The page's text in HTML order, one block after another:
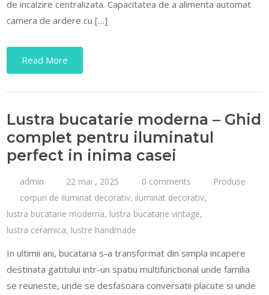
de incalzire centralizata. Capacitatea de a alimenta automat
camera de ardere cu […]
Read More
Lustra bucatarie moderna – Ghid
complet pentru iluminatul
perfect in inima casei
admin 22 mai , 2025 0 comments
Produse
corpuri de iluminat decorativ, iluminat decorativ,
lustra bucatarie moderna, lustra bucatarie vintage,
lustra ceramica, lustre handmade
In ultimii ani, bucataria s-a transformat din simpla incapere
destinata gatitului intr-un spatiu multifunctional unde familia
se reuneste, unde se desfasoara conversatii placute si unde